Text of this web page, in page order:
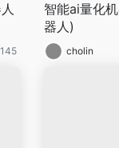
145
智能ai量化
器人)
cholin